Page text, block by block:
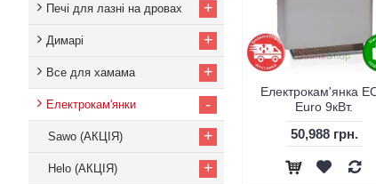
Печі для лазні на дровах +
Димарі +
Все для хамама +
Електрокам'янки -
Sawo (АКЦІЯ) +
Helo (АКЦІЯ) +
Електрокам'янка
Euro 9кВт.
50,988 грн.